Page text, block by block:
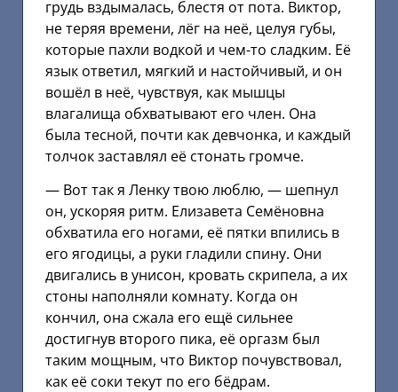
грудь вздымалась, блестя от пота. Виктор,
не теряя времени, лёг на неё, целуя губы,
которые пахли водкой и чем-то сладким. Её
язык ответил, мягкий и настойчивый, и он
вошёл в неё, чувствуя, как мышцы
влагалища обхватывают его член. Она
была тесной, почти как девчонка, и каждый
толчок заставлял её стонать громче.
— Вот так я Ленку твою люблю, — шепнул
он, ускоряя ритм. Елизавета Семёновна
обхватила его ногами, её пятки впились в
его ягодицы, а руки гладили спину. Они
двигались в унисон, кровать скрипела, а их
стоны наполняли комнату. Когда он
кончил, она сжала его ещё сильнее
достигнув второго пика, её оргазм был
таким мощным, что Виктор почувствовал,
как её соки текут по его бёдрам.